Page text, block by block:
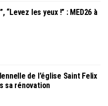
“Levez les yeux !” : MED26 à
de l’église Saint Felix
sa rénovation